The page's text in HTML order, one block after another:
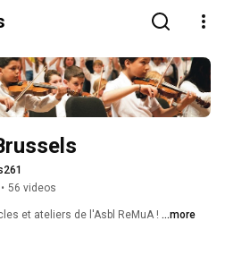
• 56 videos
et ateliers de l'Asbl ReMuA ! ...more